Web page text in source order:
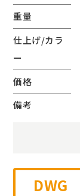
重量
仕上げ/カラ
ー
価格
備考
DWG